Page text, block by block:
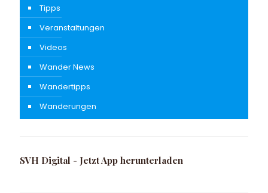
Tipps
Veranstaltungen
Videos
Wander News
Wandertipps
Wanderungen
SVH Digital - Jetzt App herunterladen